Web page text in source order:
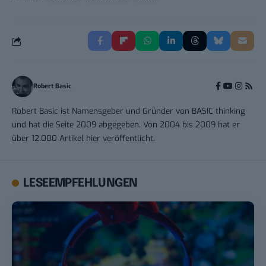
Robert Basic
Robert Basic ist Namensgeber und Gründer von BASIC thinking
und hat die Seite 2009 abgegeben. Von 2004 bis 2009 hat er
über 12.000 Artikel hier veröffentlicht.
LESEEMPFEHLUNGEN